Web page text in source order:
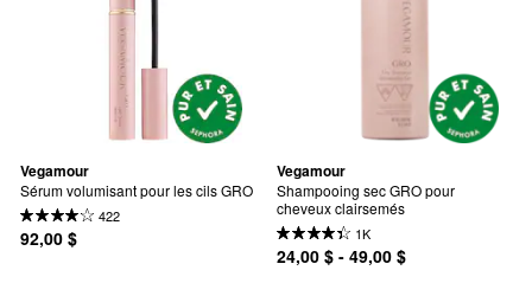
Vegamour
Sérum volumisant pour les cils GRO
422
92,00 $
Vegamour
Shampooing sec GRO pour
cheveux clairsemés
1K
24,00 $ - 49,00 $